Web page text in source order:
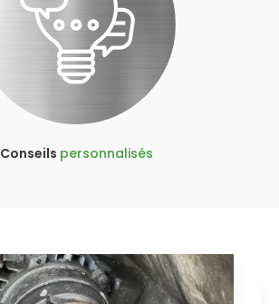
Conseils personnalisés